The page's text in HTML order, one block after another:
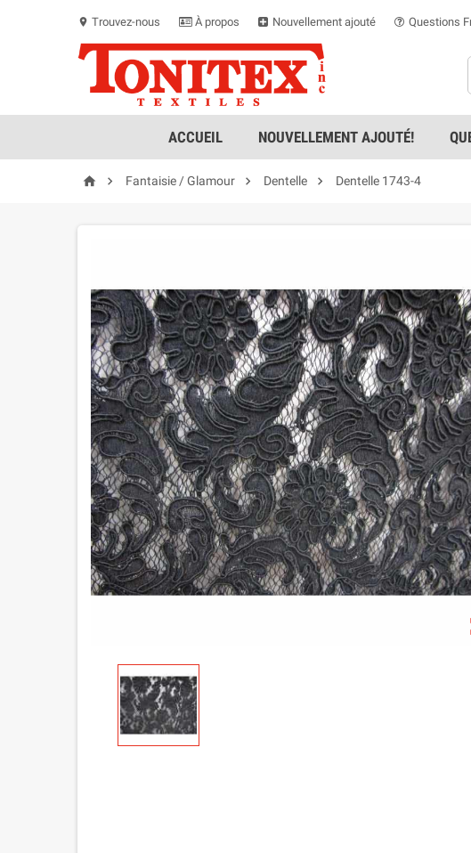
location_on Trouvez-nous À propos Nouvellement ajouté Questions
ACCUEIL NOUVELLEMENT AJOUTÉ!
  Fantaisie / Glamour  Dentelle  Dentelle 1743-4